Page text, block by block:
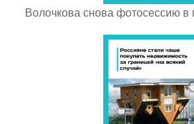
Волочкова снова фотосессию в